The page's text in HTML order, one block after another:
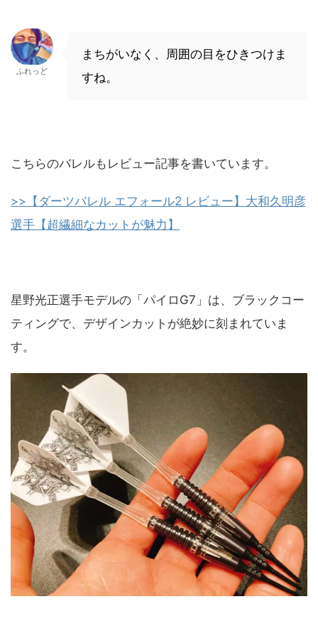
ふれっど
まちがいなく、周囲の目をひきつけま
すね。
こちらのバレルもレビュー記事を書いています。
>>【ダーツバレル エフォール2 レビュー】大和久明彦
選手【超繊細なカットが魅力】
星野光正選手モデルの「パイロG7」は、ブラックコー
ティングで、デザインカットが絶妙に刻まれていま
す。